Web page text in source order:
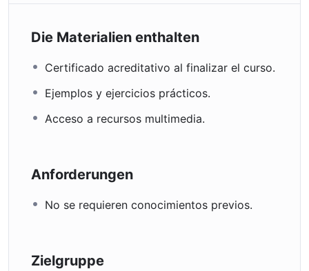
Die Materialien enthalten
Certificado acreditativo al finalizar el curso.
Ejemplos y ejercicios prácticos.
Acceso a recursos multimedia.
Anforderungen
No se requieren conocimientos previos.
Zielgruppe